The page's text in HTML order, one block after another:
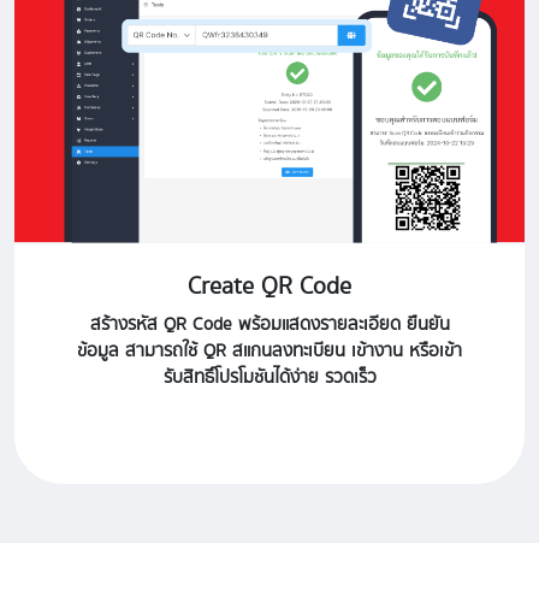
Create QR Code
สร้างรหัส QR Code พร้อมแสดงรายละเอียด ยืนยัน
ข้อมูล สามารถใช้ QR สแกนลงทะเบียน เข้างาน หรือเข้า
รับสิทธิ์โปรโมชันได้ง่าย รวดเร็ว